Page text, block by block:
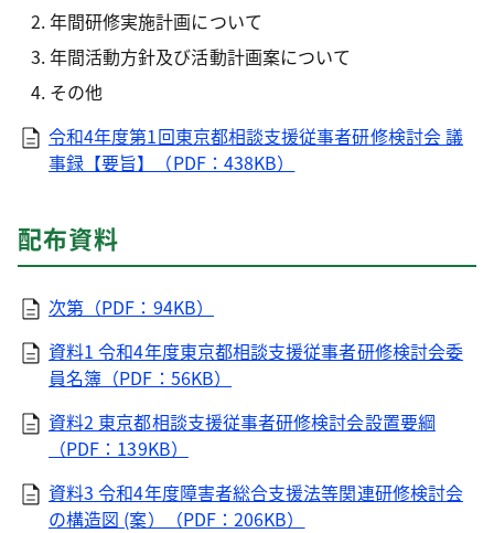
年間研修実施計画について
年間活動方針及び活動計画案について
その他
令和4年度第1回東京都相談支援従事者研修検討会 議
事録【要旨】（PDF：438KB）
配布資料
次第（PDF：94KB）
資料1 令和4年度東京都相談支援従事者研修検討会委
員名簿（PDF：56KB）
資料2 東京都相談支援従事者研修検討会設置要綱
（PDF：139KB）
資料3 令和4年度障害者総合支援法等関連研修検討会
の構造図 (案）（PDF：206KB）